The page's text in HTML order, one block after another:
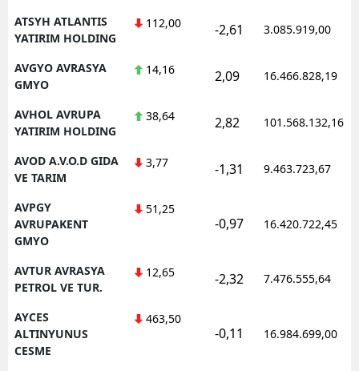
ATSYH ATLANTIS
YATIRIM HOLDING
112,00 -2,61 3.085.919,00
AVGYO AVRASYA
GMYO
14,16 2,09 16.466.828,19
AVHOL AVRUPA
YATIRIM HOLDING
38,64 2,82 101.568.132,16
AVOD A.V.O.D GIDA
VE TARIM
3,77 -1,31 9.463.723,67
AVPGY
AVRUPAKENT
GMYO
51,25
-0,97 16.420.722,45
AVTUR AVRASYA
PETROL VE TUR.
12,65 -2,32 7.476.555,64
AYCES
ALTINYUNUS
CESME
463,50
-0,11 16.984.699,00